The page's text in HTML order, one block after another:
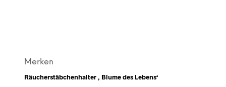
Merken
Räucherstäbchenhalter ‚ Blume des Lebens‘